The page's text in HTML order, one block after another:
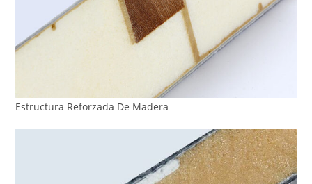
Estructura Reforzada De Madera